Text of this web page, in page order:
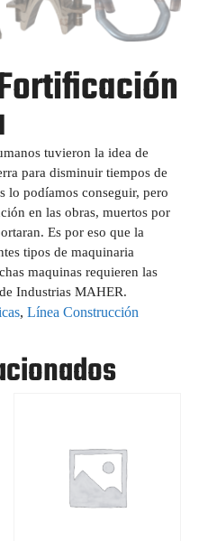
tuvieron la idea de
para disminuir tiempos de
lo podíamos conseguir, pero
en las obras, muertos por
Es por eso que la
tipos de maquinaria
maquinas requieren las
Industrias MAHER.
, Línea Construcción